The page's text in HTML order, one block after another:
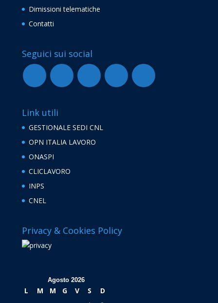
Dimissioni telematiche
Contatti
Seguici sui social
Link utili
GESTIONALE SEDI CNL
OPN ITALIA LAVORO
ONASPI
CLICLAVORO
INPS
CNEL
Privacy & Cookies Policy
Agosto 2026
L M M G V S
D